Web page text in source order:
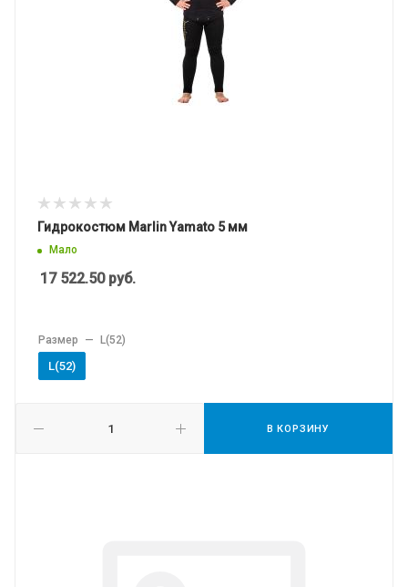
Гидрокостюм Marlin Yamato 5 мм
Мало
17 522.50руб.
В КОРЗИНУ
Размер — L(52)
L(52)